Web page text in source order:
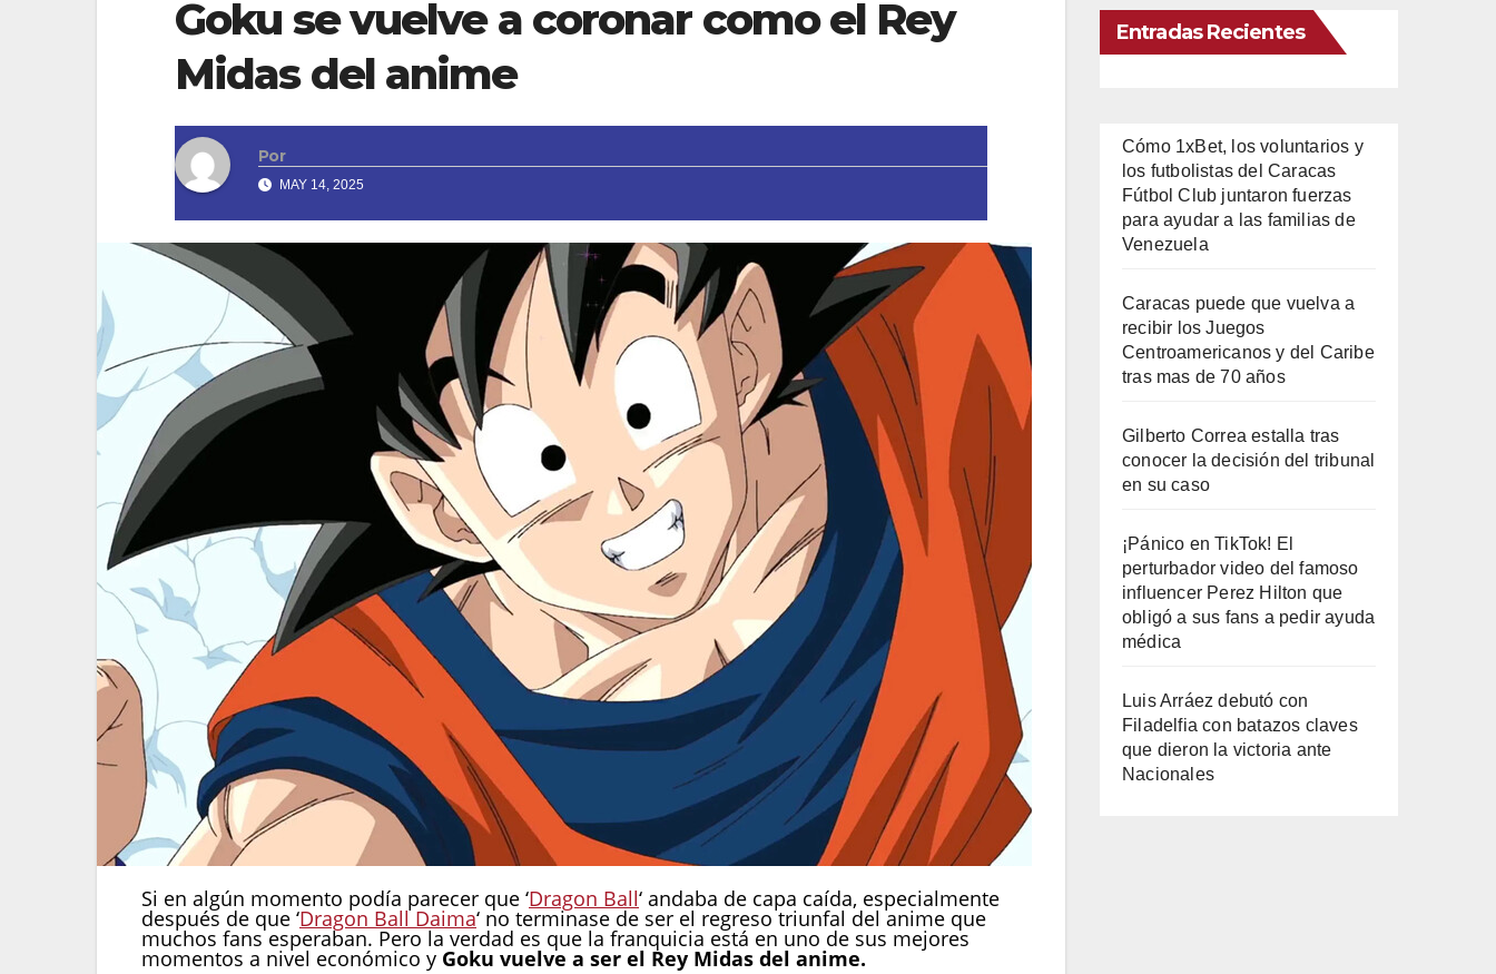
Goku se vuelve a coronar como el Rey
Midas del anime
Por
MAY 14, 2025
Si en algún momento podía parecer que ‘Dragon Ball‘ andaba de capa caída, especialmente
después de que ‘Dragon Ball Daima‘ no terminase de ser el regreso triunfal del anime que
muchos fans esperaban. Pero la verdad es que la franquicia está en uno de sus mejores
momentos a nivel económico y Goku vuelve a ser el Rey Midas del anime.
Entradas Recientes
Cómo 1xBet, los voluntarios y
los futbolistas del Caracas
Fútbol Club juntaron fuerzas
para ayudar a las familias de
Venezuela
Caracas puede que vuelva a
recibir los Juegos
Centroamericanos y del Caribe
tras mas de 70 años
Gilberto Correa estalla tras
conocer la decisión del tribunal
en su caso
¡Pánico en TikTok! El
perturbador video del famoso
influencer Perez Hilton que
obligó a sus fans a pedir ayuda
médica
Luis Arráez debutó con
Filadelfia con batazos claves
que dieron la victoria ante
Nacionales